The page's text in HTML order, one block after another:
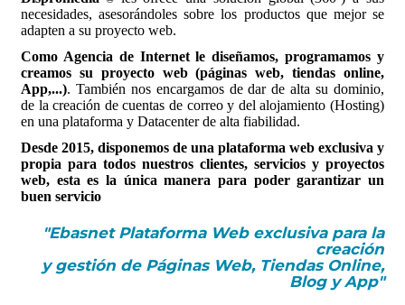
necesidades, asesorándoles sobre los productos que mejor se
adapten a su proyecto web.
Como Agencia de Internet le diseñamos, programamos y
creamos su proyecto web (páginas web, tiendas online,
App,...). También nos encargamos de dar de alta su dominio,
de la creación de cuentas de correo y del alojamiento (Hosting)
en una plataforma y Datacenter de alta fiabilidad.
Desde 2015, disponemos de una plataforma web exclusiva y
propia para todos nuestros clientes, servicios y proyectos
web, esta es la única manera para poder garantizar un
buen servicio
"Ebasnet Plataforma Web exclusiva para la
creación
y gestión de Páginas Web, Tiendas Online,
Blog y App"